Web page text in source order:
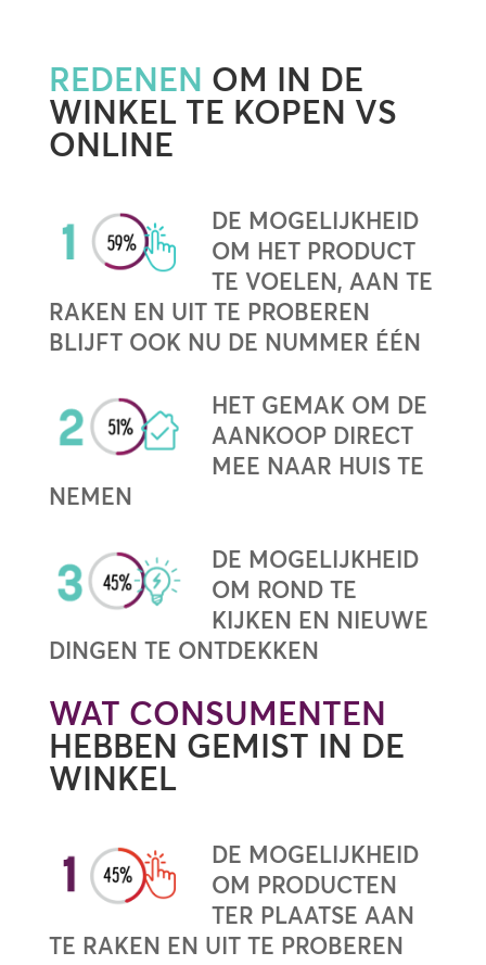
REDENEN OM IN DE
WINKEL TE KOPEN VS
ONLINE
DE MOGELIJKHEID
OM HET PRODUCT
TE VOELEN, AAN TE
RAKEN EN UIT TE PROBEREN
BLIJFT OOK NU DE NUMMER ÉÉN
HET GEMAK OM DE
AANKOOP DIRECT
MEE NAAR HUIS TE
NEMEN
DE MOGELIJKHEID
OM ROND TE
KIJKEN EN NIEUWE
DINGEN TE ONTDEKKEN
WAT CONSUMENTEN
HEBBEN GEMIST IN DE
WINKEL
DE MOGELIJKHEID
OM PRODUCTEN
TER PLAATSE AAN
TE RAKEN EN UIT TE PROBEREN